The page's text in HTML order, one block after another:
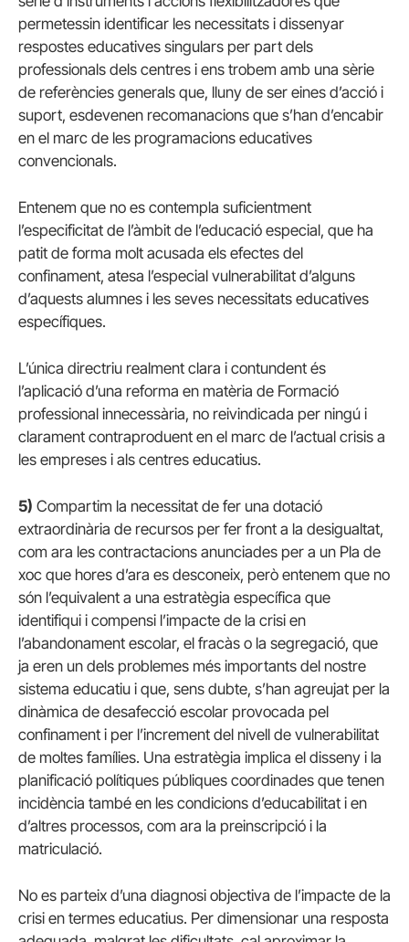
permetessin identificar les necessitats i dissenyar
respostes educatives singulars per part dels
professionals dels centres i ens trobem amb una sèrie
de referències generals que, lluny de ser eines d’acció i
suport, esdevenen recomanacions que s’han d’encabir
en el marc de les programacions educatives
convencionals.
Entenem que no es contempla suficientment
l’especificitat de l’àmbit de l’educació especial, que ha
patit de forma molt acusada els efectes del
confinament, atesa l’especial vulnerabilitat d’alguns
d’aquests alumnes i les seves necessitats educatives
específiques.
L’única directriu realment clara i contundent és
l’aplicació d’una reforma en matèria de Formació
professional innecessària, no reivindicada per ningú i
clarament contraproduent en el marc de l’actual crisis a
les empreses i als centres educatius.
5) Compartim la necessitat de fer una dotació
extraordinària de recursos per fer front a la desigualtat,
com ara les contractacions anunciades per a un Pla de
xoc que hores d’ara es desconeix, però entenem que no
són l’equivalent a una estratègia específica que
identifiqui i compensi l’impacte de la crisi en
l’abandonament escolar, el fracàs o la segregació, que
ja eren un dels problemes més importants del nostre
sistema educatiu i que, sens dubte, s’han agreujat per la
dinàmica de desafecció escolar provocada pel
confinament i per l’increment del nivell de vulnerabilitat
de moltes famílies. Una estratègia implica el disseny i la
planificació polítiques públiques coordinades que tenen
incidència també en les condicions d’educabilitat i en
d’altres processos, com ara la preinscripció i la
matriculació.
No es parteix d’una diagnosi objectiva de l’impacte de la
crisi en termes educatius. Per dimensionar una resposta